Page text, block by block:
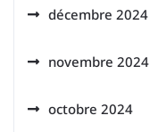
décembre 2024
novembre 2024
octobre 2024